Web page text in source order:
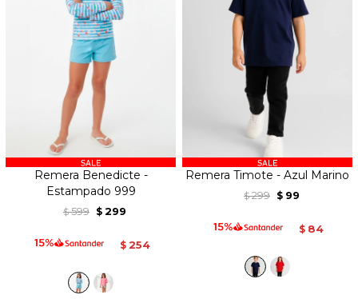
Remera Benedicte -
Estampado 999
$ 599 $ 299
$ 254
Remera Timote - Azul Marino
$ 299 $ 99
$ 84